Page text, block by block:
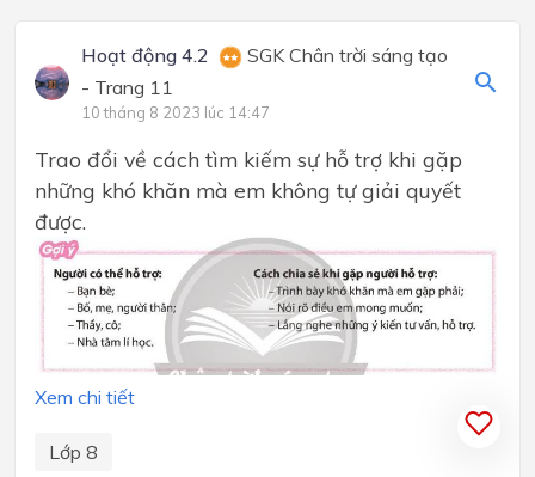
Hoạt động 4.2
SGK Chân trời sáng tạo
- Trang 11
10 tháng 8 2023 lúc 14:47
Trao đổi về cách tìm kiếm sự hỗ trợ khi gặp
những khó khăn mà em không tự giải quyết
được.
Xem chi tiết
Lớp 8